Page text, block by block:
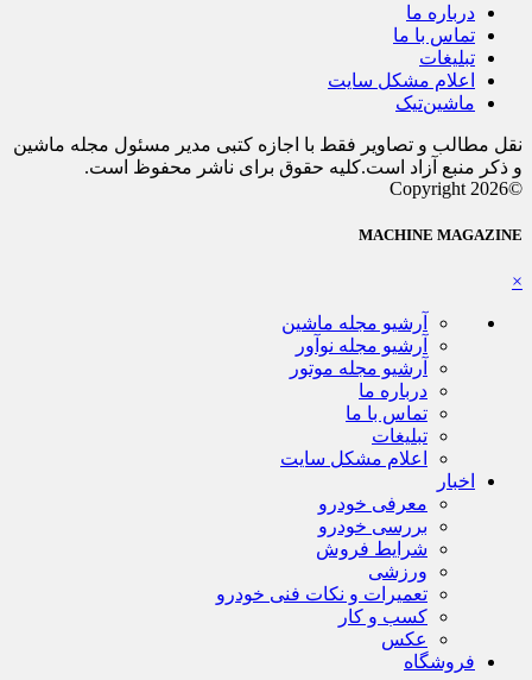
درباره ما
تماس با ما
تبلیغات
اعلام مشکل سایت
ماشین‌تیک
نقل مطالب و تصاویر فقط با اجازه کتبی مدیر مسئول مجله ماشین
و ذکر منبع آزاد است.کلیه حقوق برای ناشر محفوظ است.
©Copyright 2026
MACHINE MAGAZINE
×
آرشیو مجله ماشین
آرشیو مجله نوآور
آرشیو مجله موتور
درباره ما
تماس با ما
تبلیغات
اعلام مشکل سایت
اخبار
معرفی خودرو
بررسی خودرو
شرایط فروش
ورزشی
تعمیرات و نکات فنی خودرو
کسب و کار
عکس
فروشگاه